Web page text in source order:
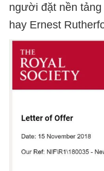
người đặt nền
hay Ernest